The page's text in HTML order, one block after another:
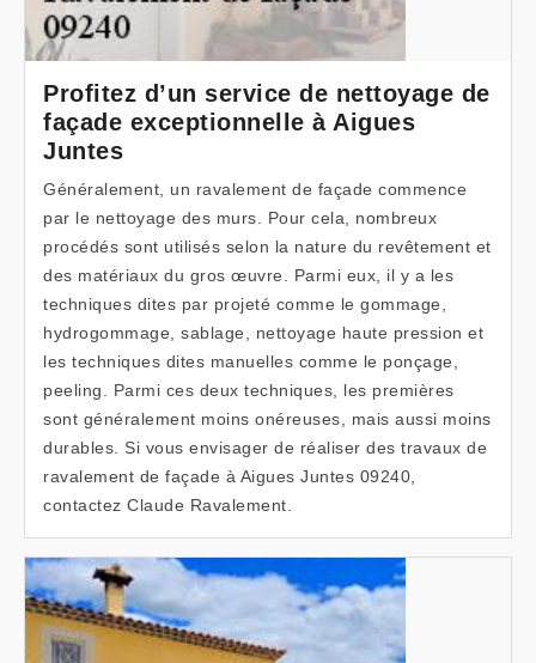
Profitez d’un service de nettoyage de
façade exceptionnelle à Aigues
Juntes
Généralement, un ravalement de façade commence
par le nettoyage des murs. Pour cela, nombreux
procédés sont utilisés selon la nature du revêtement et
des matériaux du gros œuvre. Parmi eux, il y a les
techniques dites par projeté comme le gommage,
hydrogommage, sablage, nettoyage haute pression et
les techniques dites manuelles comme le ponçage,
peeling. Parmi ces deux techniques, les premières
sont généralement moins onéreuses, mais aussi moins
durables. Si vous envisager de réaliser des travaux de
ravalement de façade à Aigues Juntes 09240,
contactez Claude Ravalement.